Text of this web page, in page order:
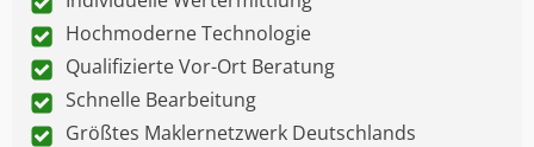
Hochmoderne Technologie
Qualifizierte Vor-Ort Beratung
Schnelle Bearbeitung
Größtes Maklernetzwerk Deutschlands